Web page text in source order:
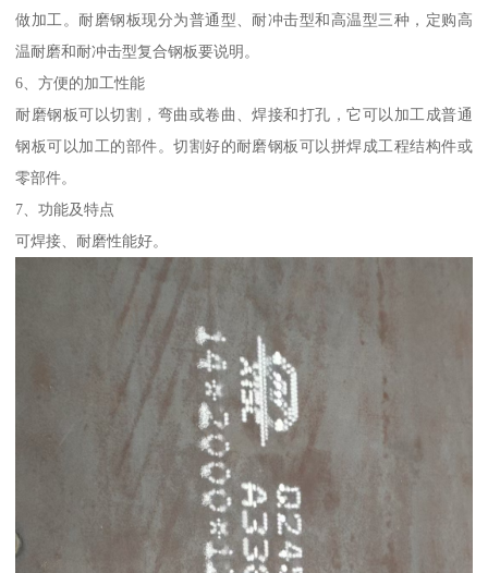
做加工。耐磨钢板现分为普通型、耐冲击型和高温型三种，定购高
温耐磨和耐冲击型复合钢板要说明。
6、方便的加工性能
耐磨钢板可以切割，弯曲或卷曲、焊接和打孔，它可以加工成普通
钢板可以加工的部件。切割好的耐磨钢板可以拼焊成工程结构件或
零部件。
7、功能及特点
可焊接、耐磨性能好。